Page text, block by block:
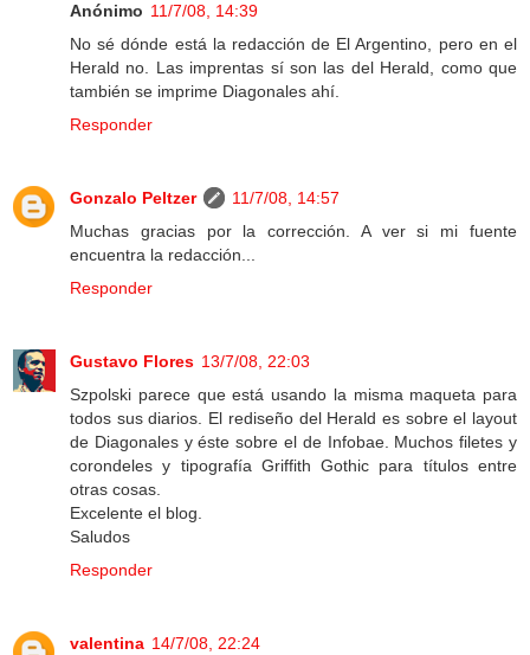
Anónimo 11/7/08, 14:39
No sé dónde está la redacción de El Argentino, pero en el
Herald no. Las imprentas sí son las del Herald, como que
también se imprime Diagonales ahí.
Responder
Gonzalo Peltzer
11/7/08, 14:57
Muchas gracias por la corrección. A ver si mi fuente
encuentra la redacción...
Responder
Gustavo Flores 13/7/08, 22:03
Szpolski parece que está usando la misma maqueta para
todos sus diarios. El rediseño del Herald es sobre el layout
de Diagonales y éste sobre el de Infobae. Muchos filetes y
corondeles y tipografía Griffith Gothic para títulos entre
otras cosas.
Excelente el blog.
Saludos
Responder
valentina 14/7/08, 22:24